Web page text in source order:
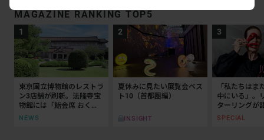
MAGAZINE RANKING TOP5
東京国立博物館のレストラ
ン3店舗が刷新。法隆寺宝
物館には「鮨会席 おく
乃」がオープン
NEWS
夏休みに見たい展覧会ベス
ト10（首都圏編）
INSIGHT
「私たちはま
中にいる」。
ターリングが
抵抗の50年
SPECIAL